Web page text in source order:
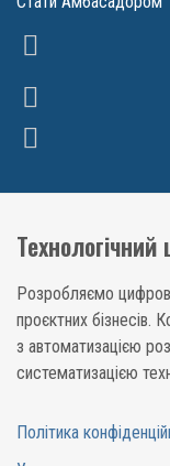
Розробляємо
проєктних
з автоматизацією
систематизацією
Політика